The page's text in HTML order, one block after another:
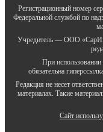
Регистрационный номер
Федеральной службой по
Учредитель — ООО
При
обязательна
Редакция не несет
материалах. Такие
Сайт